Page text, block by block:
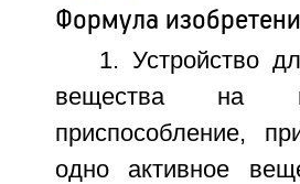
Формула
1. Устройство
вещества на
приспособление,
одно активное